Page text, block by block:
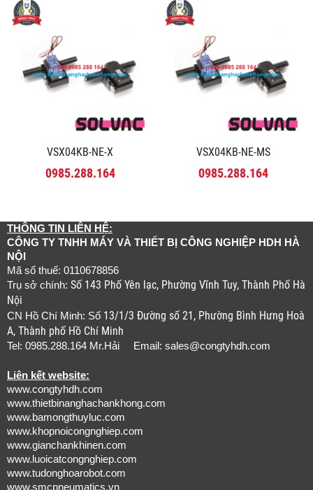
VSX04KB-NE-X
0985.288.164
VSX04KB-NE-MS
0985.288.164
THÔNG TIN LIÊN HỆ:
CÔNG TY TNHH MÁY VÀ THIẾT BỊ CÔNG NGHIỆP HDH HÀ
NỘI
Mã số thuế: 0110678856
Trụ sở chính: Số 143 Phố Yên lạc, Phường Vĩnh Tuy, Thành Phố Hà
Nội
CN Hồ Chí Minh: Số 13/1/3 Đường số 21, Phường Bình Hưng Hoà
A, Thành phố Hồ Chí Minh
Tel: 0985.288.164 Mr.Hải Email: sales@congtyhdh.com
Liên kết website:
www.congtyhdh.com
www.thietbinanghachankhong.com
www.bamongthuyluc.com
www.khopnoicongnghiep.com
www.gianchankhinen.com
www.luoicatcongnghiep.com
www.tudonghoarobot.com
www.smcpneumatics.vn